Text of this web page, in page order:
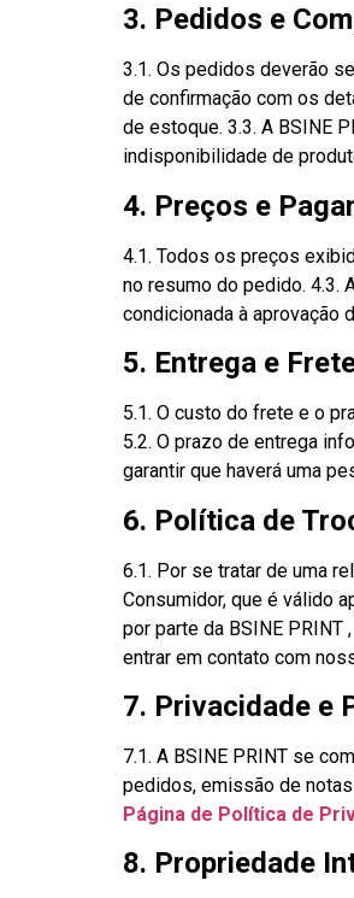
3. Pedidos e
3.1. Os pedidos deverão
de confirmação com os
de estoque. 3.3. A BSINE
indisponibilidade de
4. Preços e
4.1. Todos os preços
no resumo do pedido. 4.3.
condicionada à aprovação
5. Entrega e
5.1. O custo do frete e o
5.2. O prazo de entrega
garantir que haverá uma
6. Política de
6.1. Por se tratar de uma
Consumidor, que é válido
por parte da BSINE
entrar em contato com
7. Privacidade e
7.1. A BSINE PRINT se
pedidos, emissão de
Página de Política de
8. Propriedade